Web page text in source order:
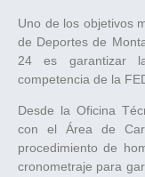
Uno de los objetivos
de Deportes de
24 es garantizar
competencia de la
Desde la Oficina
con el Área de
procedimiento de
cronometraje para